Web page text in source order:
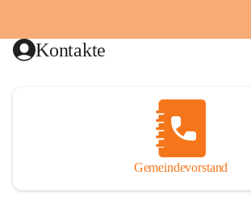
Kontakte
Gemeindevorstand